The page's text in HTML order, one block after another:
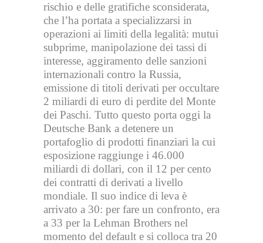
rischio e delle gratifiche sconsiderata,
che l’ha portata a specializzarsi in
operazioni ai limiti della legalità: mutui
subprime, manipolazione dei tassi di
interesse, aggiramento delle sanzioni
internazionali contro la Russia,
emissione di titoli derivati per occultare
2 miliardi di euro di perdite del Monte
dei Paschi. Tutto questo porta oggi la
Deutsche Bank a detenere un
portafoglio di prodotti finanziari la cui
esposizione raggiunge i 46.000
miliardi di dollari, con il 12 per cento
dei contratti di derivati a livello
mondiale. Il suo indice di leva è
arrivato a 30: per fare un confronto, era
a 33 per la Lehman Brothers nel
momento del default e si colloca tra 20